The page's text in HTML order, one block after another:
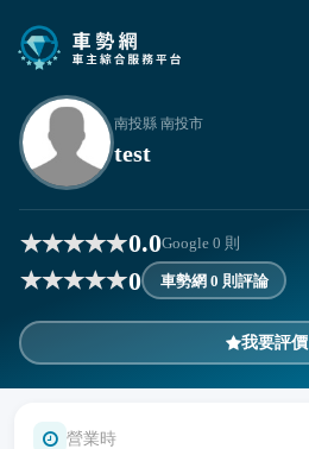
南投縣 南投市
test
0.0Google 0 則
0 車勢網 0 則評論
我要評價
營業時